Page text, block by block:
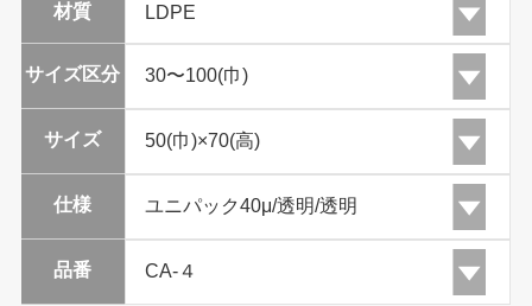
材質
サイズ区分
サイズ
仕様
品番